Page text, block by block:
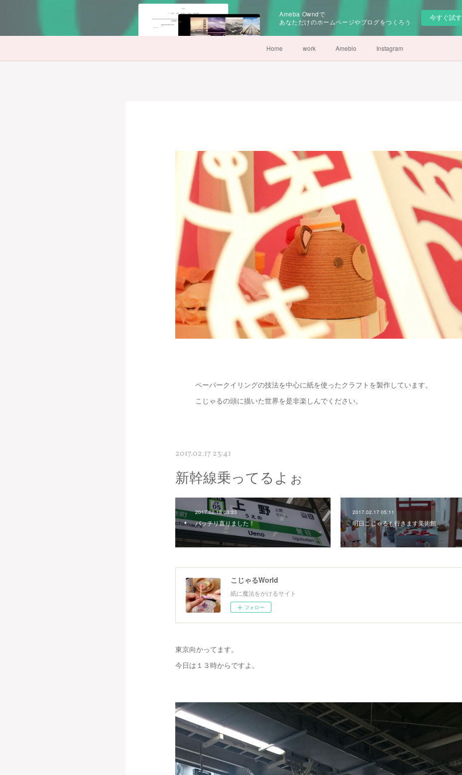
Ameba Owndで
あなただけのホームページやブログをつくろう
今すぐ試す
Home work Ameblo Instagram
ペーパークイリングの技法を中心に紙を使ったクラフトを製作しています。
こじゃるの頭に描いた世界を是非楽しんでください。
2017.02.17 23:41
新幹線乗ってるよぉ
2017.02.18 03:33
バッチリ直りました！
2017.02.17 05:11
明日こじゃるも行きます美術館
こじゃるWorld
紙に魔法をかけるサイト
フォロー
東京向かってます。
今日は１３時からですよ。